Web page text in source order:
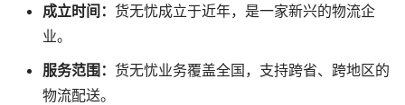
成立时间： 货无忧成立于近年，是一家新兴的物流企
业。
服务范围： 货无忧业务覆盖全国，支持跨省、跨地区的
物流配送。